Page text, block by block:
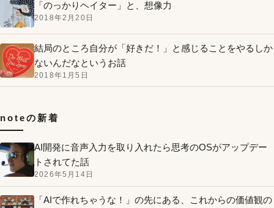
「のっかりヘイター」と、想像力
2018年2月20日
結局のところ自分が「好きだ！」と感じることをやるしか
ないんだなというお話
2018年1月5日
noteの新着
AI開発に音声入力を取り入れたら思考のOSがアップデー
トされてた話
2026年5月14日
「AIで作れちゃうな！」の先にある、これからの価値観の